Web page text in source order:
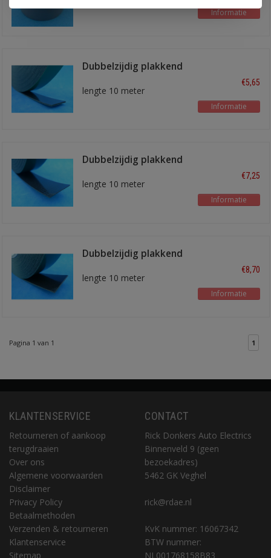
Informatie
Dubbelzijdig plakkend
tape 12 mm
lengte 10 meter
€5,65
Informatie
Dubbelzijdig plakkend
lengte 10 meter
€7,25
Informatie
Dubbelzijdig plakkend
lengte 10 meter
€8,70
Informatie
Pagina 1 van 1 1
KLANTENSERVICE
Retourneren of aankoop
terugdraaien
Over ons
Algemene voorwaarden
Disclaimer
Privacy Policy
Betaalmethoden
Verzenden & retourneren
Klantenservice
Sitemap
CONTACT
Rick Donkers Auto Electrics
Binnenveld 9 (geen
bezoekadres)
5462 GK Veghel
rick@rdae.nl
KvK nummer: 16067342
BTW nummer:
NL001768158B83